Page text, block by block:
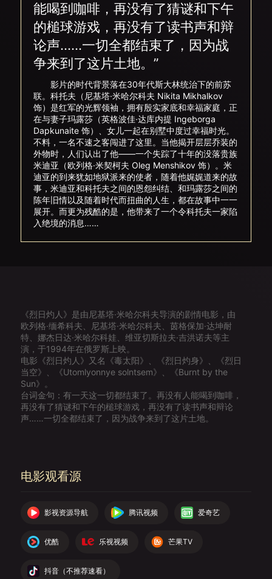
能喝到咖啡，再没有了猜谜和下午
的槌球游戏，再没有了读书声和辩
论声……一切全都结束了，因为战
争来到了这片土地。”
影片的时代背景落在30年代斯大林统治下的前苏
联。科托夫（尼基塔·米哈尔科夫 Nikita Mikhalkov
饰）是红军的光辉领袖，拥有殷实家底和幸福家庭，正
在与妻子玛露莎（英格波佳·达库内提 Ingeborga
Dapkunaite 饰）、女儿一起在别墅中度过幸福时光。
不料，一名不速之客闯进了这里。当他揭开层层乔装的
外物时，人们认出了他——一个失踪了十年的没落贵族
米迪亚（欧列格·米契柯夫 Oleg Menshikov 饰）。米
迪亚的到来犹如地狱派来的使者，随着他娓娓道来的故
事，米迪亚和科托夫之间的恩怨纠结、和玛露莎之间的
陈年旧情以及随着时代而扭曲的人生，都在故事中一一
展开。而更为残酷的是，他带来了一个令科托夫一家陷
入绝境的消息……
《烈日灼人》是由尼基塔·米哈尔科夫导演的剧情电影，由
欧列格·缅希科夫、尼基塔·米哈尔科夫、茵格保加·达坤耐
特、娜杰日达·米哈尔科娃、维亚切斯拉夫·吉洪诺夫等主
演，于1994年在俄罗斯上映。
电影《烈日灼人》又名《毒太阳》、《烈日灼身》、《烈日
当空》、《Utomlyonnye solntsem》、《Burnt by the
Sun》。
台词金句：有一天这一切都结束了。再没有人能喝到咖啡，
再没有了猜谜和下午的槌球游戏，再没有了读书声和辩论
声……一切全都结束了，因为战争来到了这片土地。
电影观看源
影视资源导航 腾讯视频 爱奇艺
优酷 乐视视频 芒果TV
抖音（不推荐速看）